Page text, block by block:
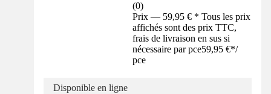
(0)
Prix — 59,95 € * Tous les prix
affichés sont des prix TTC,
frais de livraison en sus si
nécessaire par pce59,95 €*/
pce
Disponible en ligne